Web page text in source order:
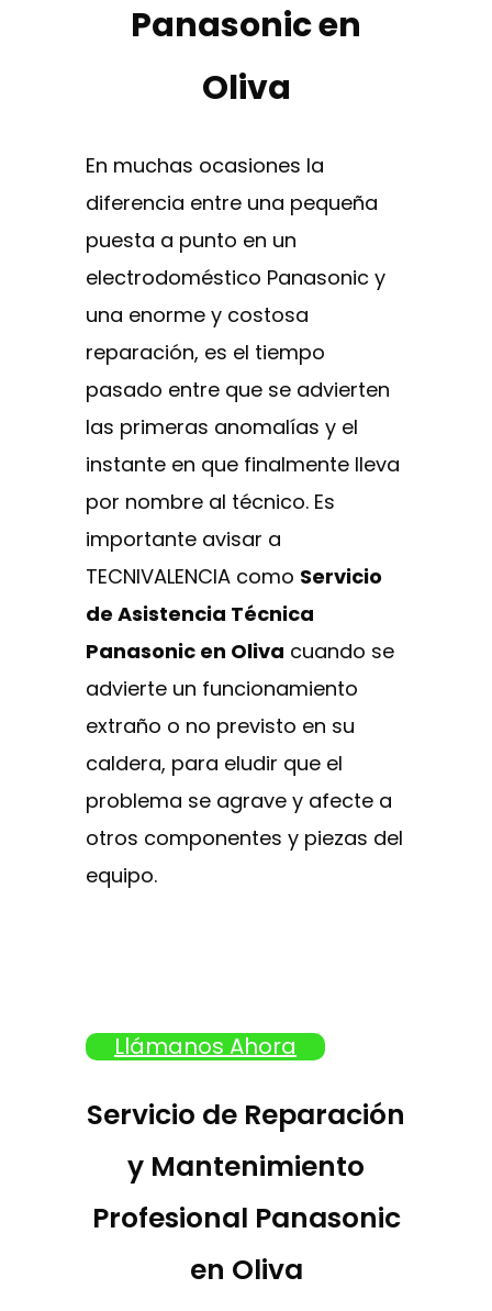
Panasonic en
Oliva
En muchas ocasiones la
diferencia entre una pequeña
puesta a punto en un
electrodoméstico Panasonic y
una enorme y costosa
reparación, es el tiempo
pasado entre que se advierten
las primeras anomalías y el
instante en que finalmente lleva
por nombre al técnico. Es
importante avisar a
TECNIVALENCIA como Servicio
de Asistencia Técnica
Panasonic en Oliva cuando se
advierte un funcionamiento
extraño o no previsto en su
caldera, para eludir que el
problema se agrave y afecte a
otros componentes y piezas del
equipo.
Llámanos Ahora
Servicio de Reparación
y Mantenimiento
Profesional Panasonic
en Oliva